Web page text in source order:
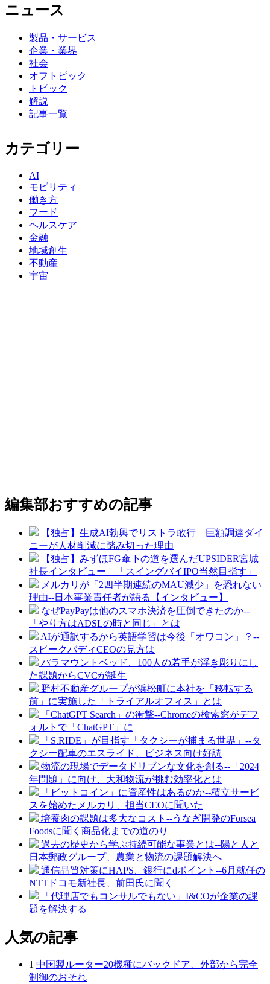
ニュース
製品・サービス
企業・業界
社会
オフトピック
トピック
解説
記事一覧
カテゴリー
AI
モビリティ
働き方
フード
ヘルスケア
金融
地域創生
不動産
宇宙
編集部おすすめの記事
【独占】生成AI勃興でリストラ敢行 巨額調達ダイ
ニーが人材削減に踏み切った理由
【独占】みずほFG傘下の道を選んだUPSIDER宮城
社長インタビュー 「スイングバイIPO当然目指す」
メルカリが「2四半期連続のMAU減少」を恐れない
理由--日本事業責任者が語る【インタビュー】
なぜPayPayは他のスマホ決済を圧倒できたのか--
「やり方はADSLの時と同じ」とは
AIが通訳するから英語学習は今後「オワコン」？--
スピークバディCEOの見方は
パラマウントベッド、100人の若手が浮き彫りにし
た課題からCVCが誕生
野村不動産グループが浜松町に本社を「移転する
前」に実施した「トライアルオフィス」とは
「ChatGPT Search」の衝撃--Chromeの検索窓がデフ
ォルトで「ChatGPT」に
「S.RIDE」が目指す「タクシーが捕まる世界」--タ
クシー配車のエスライド、ビジネス向け好調
物流の現場でデータドリブンな文化を創る--「2024
年問題」に向け、大和物流が挑む効率化とは
「ビットコイン」に資産性はあるのか--積立サービ
スを始めたメルカリ、担当CEOに聞いた
培養肉の課題は多大なコスト--うなぎ開発のForsea
Foodsに聞く商品化までの道のり
過去の歴史から学ぶ持続可能な事業とは--陽と人と
日本郵政グループ、農業と物流の課題解決へ
通信品質対策にHAPS、銀行にdポイント--6月就任の
NTTドコモ新社長、前田氏に聞く
「代理店でもコンサルでもない」I&COが企業の課
題を解決する
人気の記事
1 中国製ルーター20機種にバックドア、外部から完全
制御のおそれ